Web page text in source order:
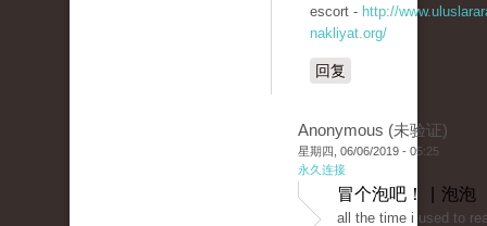
escort - http://
nakliyat.org/
回复
Anonymous (未验证)
星期四, 06/06/2019 - 05:25
永久连接
冒个泡吧！ | 泡泡
all the time i used to